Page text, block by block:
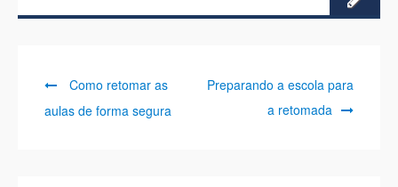
Navegação
de
Previous
post:
Como retomar as
aulas de forma segura
Next
Preparando a escola para
a retomada